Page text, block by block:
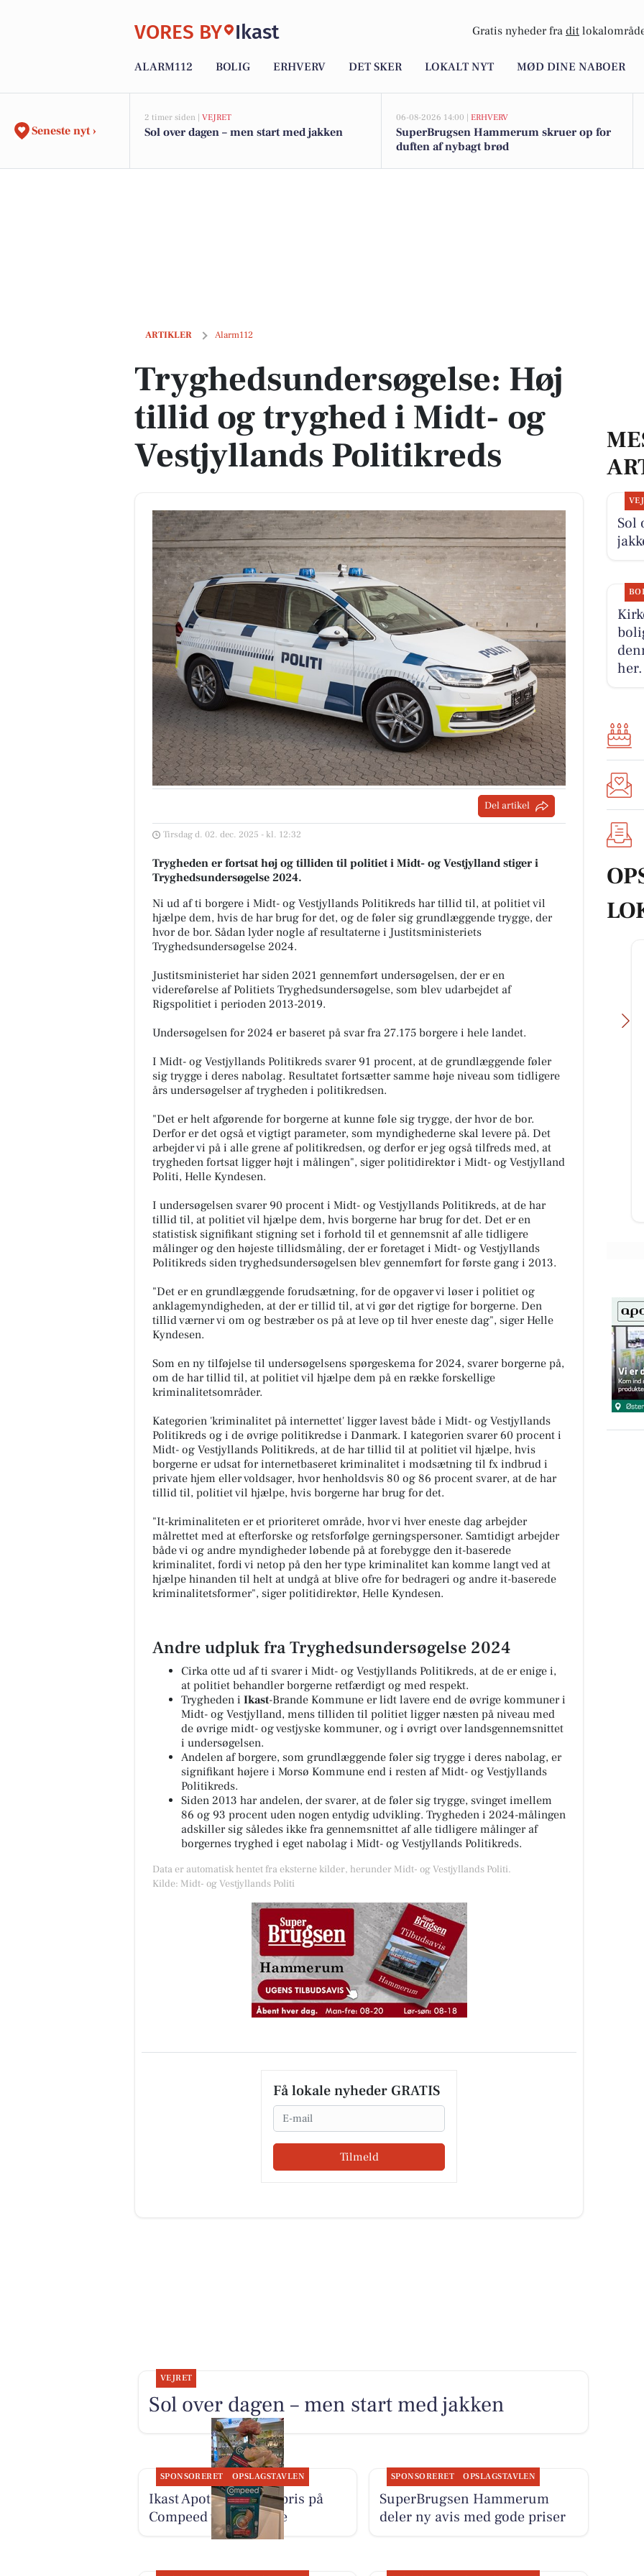
VORES BY Ikast Gratis nyheder fra dit
ALARM112 BOLIG ERHVERV DET SKER LOKALT NYT MØD DINE NABOER
Seneste nyt ›
2 timer siden | VEJRET
Sol over dagen – men start med jakken
06-08-2026 14:00 | ERHVERV
SuperBrugsen Hammerum skruer op for
duften af nybagt brød
ARTIKLER Alarm112
Tryghedsundersøgelse: Høj tillid og tryghed i Midt- og Vestjyllands Politikreds
Tryghedsundersøgelse: Høj
tillid og tryghed i Midt- og
Vestjyllands Politikreds
Del artikel
Tirsdag d. 02. dec. 2025 - kl. 12:32
Trygheden er fortsat høj og tilliden til politiet i Midt- og Vestjylland stiger i
Tryghedsundersøgelse 2024.
Ni ud af ti borgere i Midt- og Vestjyllands Politikreds har tillid til, at politiet vil
hjælpe dem, hvis de har brug for det, og de føler sig grundlæggende trygge, der
hvor de bor. Sådan lyder nogle af resultaterne i Justitsministeriets
Tryghedsundersøgelse 2024.
Justitsministeriet har siden 2021 gennemført undersøgelsen, der er en
videreførelse af Politiets Tryghedsundersøgelse, som blev udarbejdet af
Rigspolitiet i perioden 2013-2019.
Undersøgelsen for 2024 er baseret på svar fra 27.175 borgere i hele landet.
I Midt- og Vestjyllands Politikreds svarer 91 procent, at de grundlæggende føler
sig trygge i deres nabolag. Resultatet fortsætter samme høje niveau som tidligere
års undersøgelser af trygheden i politikredsen.
"Det er helt afgørende for borgerne at kunne føle sig trygge, der hvor de bor.
Derfor er det også et vigtigt parameter, som myndighederne skal levere på. Det
arbejder vi på i alle grene af politikredsen, og derfor er jeg også tilfreds med, at
trygheden fortsat ligger højt i målingen", siger politidirektør i Midt- og Vestjylland
Politi, Helle Kyndesen.
I undersøgelsen svarer 90 procent i Midt- og Vestjyllands Politikreds, at de har
tillid til, at politiet vil hjælpe dem, hvis borgerne har brug for det. Det er en
statistisk signifikant stigning set i forhold til et gennemsnit af alle tidligere
målinger og den højeste tillidsmåling, der er foretaget i Midt- og Vestjyllands
Politikreds siden tryghedsundersøgelsen blev gennemført for første gang i 2013.
"Det er en grundlæggende forudsætning, for de opgaver vi løser i politiet og
anklagemyndigheden, at der er tillid til, at vi gør det rigtige for borgerne. Den
tillid værner vi om og bestræber os på at leve op til hver eneste dag", siger Helle
Kyndesen.
Som en ny tilføjelse til undersøgelsens spørgeskema for 2024, svarer borgerne på,
om de har tillid til, at politiet vil hjælpe dem på en række forskellige
kriminalitetsområder.
Kategorien 'kriminalitet på internettet' ligger lavest både i Midt- og Vestjyllands
Politikreds og i de øvrige politikredse i Danmark. I kategorien svarer 60 procent i
Midt- og Vestjyllands Politikreds, at de har tillid til at politiet vil hjælpe, hvis
borgerne er udsat for internetbaseret kriminalitet i modsætning til fx indbrud i
private hjem eller voldsager, hvor henholdsvis 80 og 86 procent svarer, at de har
tillid til, politiet vil hjælpe, hvis borgerne har brug for det.
"It-kriminaliteten er et prioriteret område, hvor vi hver eneste dag arbejder
målrettet med at efterforske og retsforfølge gerningspersoner. Samtidigt arbejder
både vi og andre myndigheder løbende på at forebygge den it-baserede
kriminalitet, fordi vi netop på den her type kriminalitet kan komme langt ved at
hjælpe hinanden til helt at undgå at blive ofre for bedrageri og andre it-baserede
kriminalitetsformer", siger politidirektør, Helle Kyndesen.
Andre udpluk fra Tryghedsundersøgelse 2024
Cirka otte ud af ti svarer i Midt- og Vestjyllands Politikreds, at de er enige i,
at politiet behandler borgerne retfærdigt og med respekt.
Trygheden i Ikast-Brande Kommune er lidt lavere end de øvrige kommuner i
Midt- og Vestjylland, mens tilliden til politiet ligger næsten på niveau med
de øvrige midt- og vestjyske kommuner, og i øvrigt over landsgennemsnittet
i undersøgelsen.
Andelen af borgere, som grundlæggende føler sig trygge i deres nabolag, er
signifikant højere i Morsø Kommune end i resten af Midt- og Vestjyllands
Politikreds.
Siden 2013 har andelen, der svarer, at de føler sig trygge, svinget imellem
86 og 93 procent uden nogen entydig udvikling. Trygheden i 2024-målingen
adskiller sig således ikke fra gennemsnittet af alle tidligere målinger af
borgernes tryghed i eget nabolag i Midt- og Vestjyllands Politikreds.
Data er automatisk hentet fra eksterne kilder, herunder Midt- og Vestjyllands Politi.
Kilde: Midt- og Vestjyllands Politi
Få lokale nyheder GRATIS
Email
Tilmeld
Sol
her.
✨ Gør weekenden lidt mere
smagfuld hos Bandhan Viborg 🍛🧡
Weekenden er lige om hjørnet –
den perfekte anledning til at
saml...
Åbn opslaget
Har i mon set Suzy? En af vores
meget trofaste patienter er ikke
kommet hjem igen, som hun
plejer. Hun er ikke set hjemme
Åbn opslaget
VEJRET
Sol over dagen – men start med jakken
SPONSORERET OPSLAGSTAVLEN
Ikast Apotek har god pris på
Compeed vabelplastre
SPONSORERET OPSLAGSTAVLEN
SuperBrugsen Hammerum
deler ny avis med gode priser